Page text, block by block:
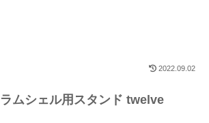
2022.09.02
ムシェル用スタンド twelve